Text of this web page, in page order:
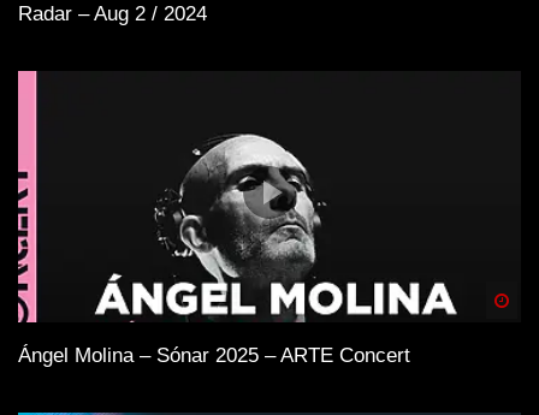
Radar – Aug 2 / 2024
Ángel Molina – Sónar 2025 – ARTE Concert